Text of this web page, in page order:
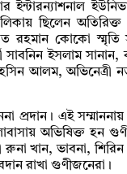
ছিলেন
রহমান কোকো স্মৃতি
ইসলাম সানান,
মহসিন আলম,
প্রদান। এই
অভিষিক্ত হন
রুনা খান, ভাবনা,
রাখা গুণীজনেরা।